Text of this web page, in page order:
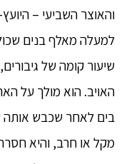
והאוצר השביעי –
למעלה מאלף בנים
שיעור קומה של
האויב. הוא מולך על
בים לאחר שכבש אותה
מקל או חרב, והיא